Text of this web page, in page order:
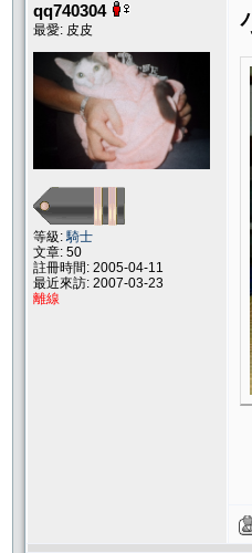
qq740304
最愛: 皮皮
等級:騎士
文章: 50
註冊時間: 2005-04-11
最近來訪: 2007-03-23
離線